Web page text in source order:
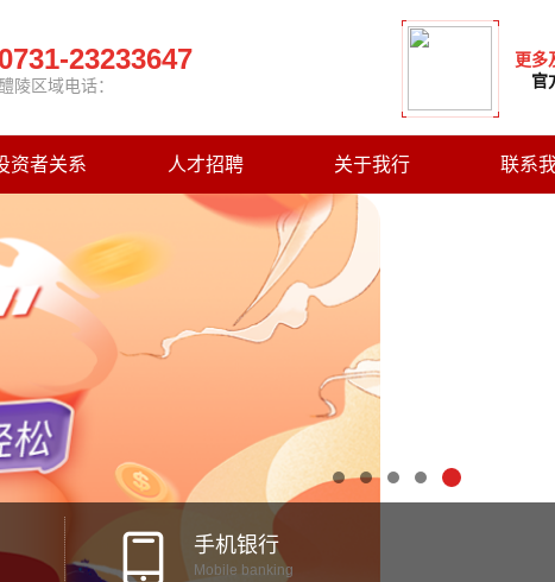
更多
官
0731-23233647
陵区域电话：
资者关系 人才招聘 关于我行 联系
手机银行
Mobile banking